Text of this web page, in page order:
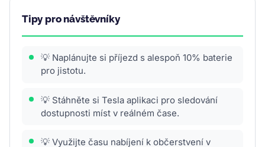
Tipy pro návštěvníky
💡 Naplánujte si příjezd s alespoň 10% baterie
pro jistotu.
💡 Stáhněte si Tesla aplikaci pro sledování
dostupnosti míst v reálném čase.
💡 Využijte času nabíjení k občerstvení v